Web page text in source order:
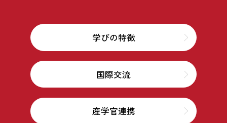
学びの特徴
国際交流
産学官連携